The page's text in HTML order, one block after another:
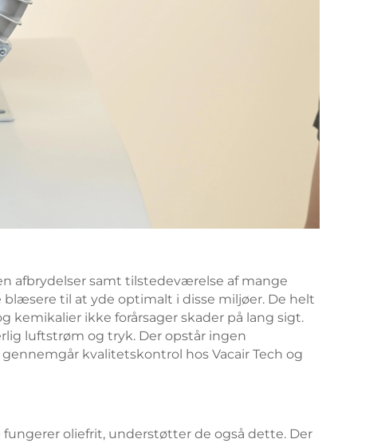
afbrydelser samt tilstedeværelse af mange
blæsere til at yde optimalt i disse miljøer. De helt
ikke forårsager skader på lang sigt.
luftstrøm og tryk. Der opstår ingen
kvalitetskontrol hos Vacair Tech og
oliefrit, understøtter de også dette. Der